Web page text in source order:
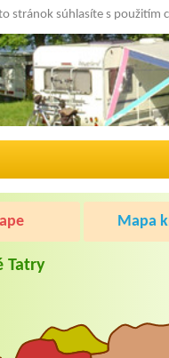
stránok súhlasíte s použitím
Mapa
Tatry